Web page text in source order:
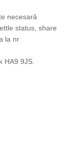
necesară
status, share
la nr
HA9 9JS.